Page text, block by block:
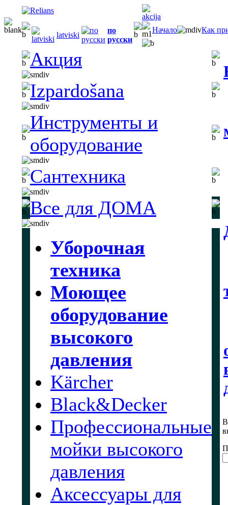
latviski
по
русски
Начало Как
Акция
Izpardošana
Инструменты и
оборудование
Сантехника
Все для ДОМА
Уборочная
техника
Моющее
оборудование
высокого
давления
Kärcher
Black&Decker
Профессиональные
мойки высокого
давления
Аксессуары для